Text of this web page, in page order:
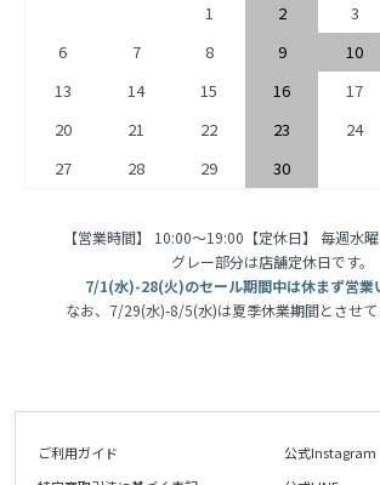
1
2 3
6
7 8 9 10
13
14 15 16 17
20
21 22 23 24
27
28 29 30
【営業時間】 10:00〜19:00【定休日】 毎週水
グレー部分は店舗定休日です。
7/1(水)-28(火)のセール期間中は休まず営業
なお、7/29(水)-8/5(水)は夏季休業期間とさせて
ご利用ガイド
公式Instagram